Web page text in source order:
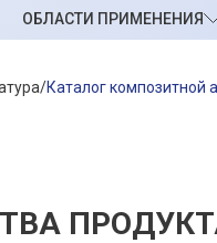
ОБЛАСТИ ПРИМЕНЕНИЯ
Каталог композитной